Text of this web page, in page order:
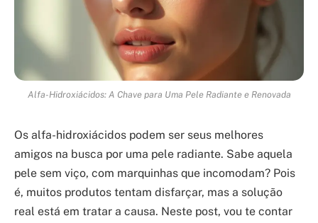
Alfa-Hidroxiácidos: A Chave para Uma Pele Radiante e Renovada
Os alfa-hidroxiácidos podem ser seus melhores
amigos na busca por uma pele radiante. Sabe aquela
pele sem viço, com marquinhas que incomodam? Pois
é, muitos produtos tentam disfarçar, mas a solução
real está em tratar a causa. Neste post, vou te contar